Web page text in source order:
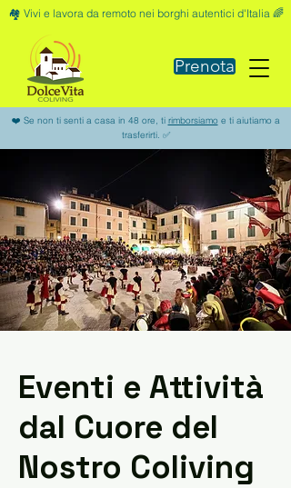
🏘️ Vivi e lavora da remoto nei borghi autentici d'Italia 🌈
Prenota
❤️ Se non ti senti a casa in 48 ore, ti rimborsiamoe ti aiutiamo a
trasferirti. ✅
Eventi e Attività
dal Cuore del
Nostro Coliving